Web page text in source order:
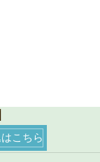
こちら